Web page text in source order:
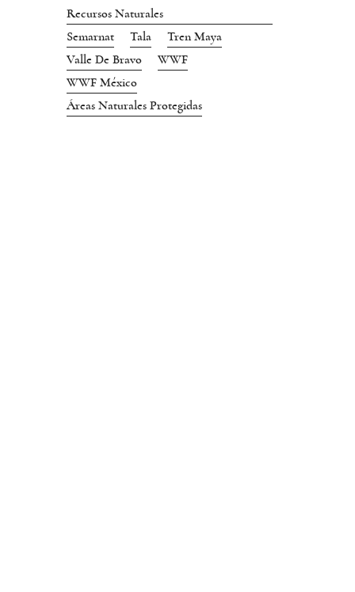
Recursos Naturales
Semarnat
Tala
Tren Maya
Valle De Bravo
WWF
WWF México
Áreas Naturales Protegidas